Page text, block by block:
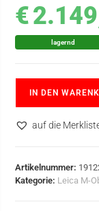
€
lagernd
IN DEN
auf die
Artikelnummer:
Kategorie: Leica M-